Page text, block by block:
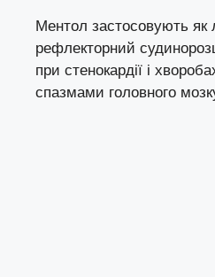
Ментол застосовують як
рефлекторний
при стенокардії і
спазмами головного